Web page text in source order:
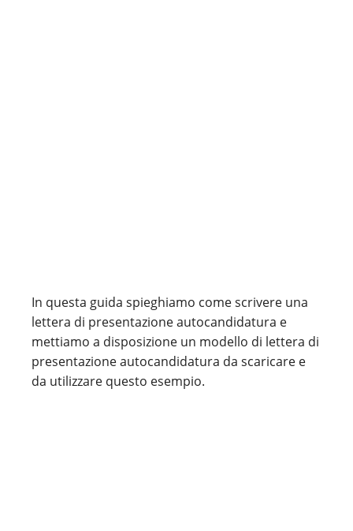
In questa guida spieghiamo come scrivere una
lettera di presentazione autocandidatura e
mettiamo a disposizione un modello di lettera di
presentazione autocandidatura da scaricare e
da utilizzare questo esempio.